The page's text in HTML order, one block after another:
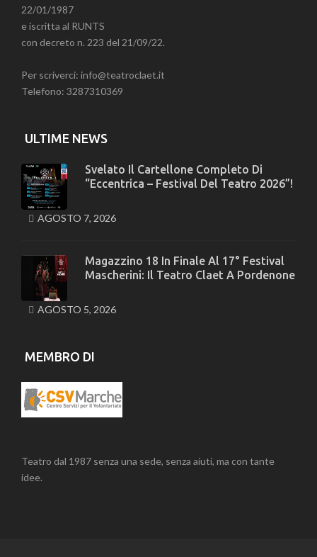
22/01/1987
e iscritta al RUNTS
con decreto n. 223 del 21/09/22.
Per scriverci: info@teatroclaet.it
Telefono: 3287310369
ULTIME NEWS
Svelato Il Cartellone Completo Di
“Eccentrica – Festival Del Teatro 2026”!
AGOSTO 7, 2026
Magazzino 18 In Finale Al 17° Festival
Mascherini: Il Teatro Claet A Pordenone
AGOSTO 5, 2026
MEMBRO DI
Teatro dal 1987 senza una sede, senza aiuti, ma con tante
idee.